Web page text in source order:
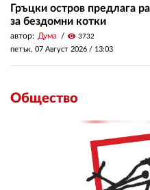
Гръцки остров предлага
за бездомни котки
автор: Дума visibility 3732
петък, 07 Август 2026 / 13:03
Общество